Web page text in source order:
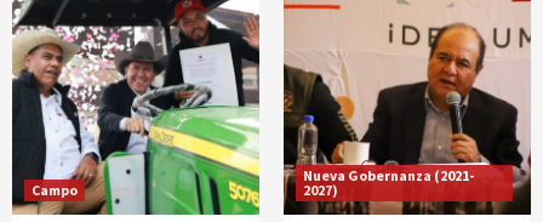
Campo
Nueva Gobernanza (2021-
2027)